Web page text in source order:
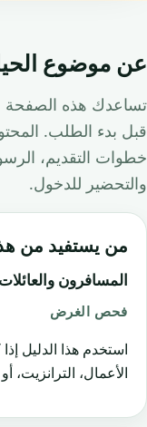
عن موضوع
تساعدك هذه الصفحة
قبل بدء الطلب.
خطوات التقديم،
والتحضير للدخول.
من يستفيد من
المسافرون
فحص الغرض
استخدم هذا الدليل
الأعمال، الترانزيت،